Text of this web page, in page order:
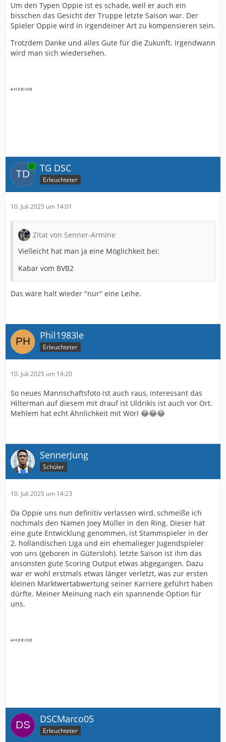
Um den Typen Oppie ist es schade, weil er auch ein
bisschen das Gesicht der Truppe letzte Saison war. Der
Spieler Oppie wird in irgendeiner Art zu kompensieren sein.
Trotzdem Danke und alles Gute für die Zukunft. Irgendwann
wird man sich wiedersehen.
Online TG DSC
Erleuchteter
10. Juli 2025 um 14:01
Zitat von Senner-Armine
Vielleicht hat man ja eine Möglichkeit bei:
Kabar vom BVB2
Das wäre halt wieder "nur" eine Leihe.
Phil1983le
Erleuchteter
10. Juli 2025 um 14:20
So neues Mannschaftsfoto ist auch raus, interessant das
Hilterman auf diesem mit drauf ist Uldrikis ist auch vor Ort.
Mehlem hat echt Ähnlichkeit mit Wörl 😂😂😂
SennerJung
Schüler
10. Juli 2025 um 14:23
Da Oppie uns nun definitiv verlassen wird, schmeiße ich
nochmals den Namen Joey Müller in den Ring. Dieser hat
eine gute Entwicklung genommen, ist Stammspieler in der
2. holländischen Liga und ein ehemalieger Jugendspieler
von uns (geboren in Gütersloh). letzte Saison ist ihm das
ansonsten gute Scoring Output etwas abgegangen. Dazu
war er wohl erstmals etwas länger verletzt, was zur ersten
kleinen Marktwertabwertung seiner Karriere geführt haben
dürfte. Meiner Meinung nach ein spannende Option für
uns.
DSCMarco05
Erleuchteter